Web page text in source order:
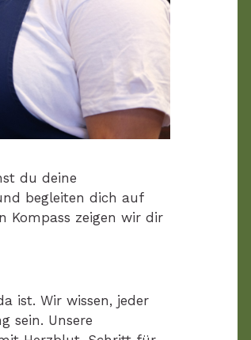
du deine
begleiten dich auf
Kompass zeigen wir dir
ist. Wir wissen, jeder
sein. Unsere